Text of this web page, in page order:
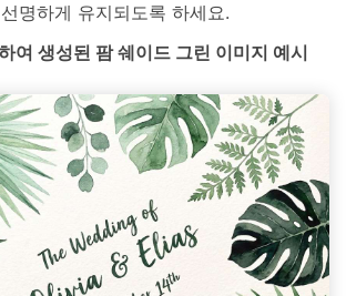
명하게 유지되도록 하세요.
여 생성된 팜 쉐이드 그린 이미지 예시